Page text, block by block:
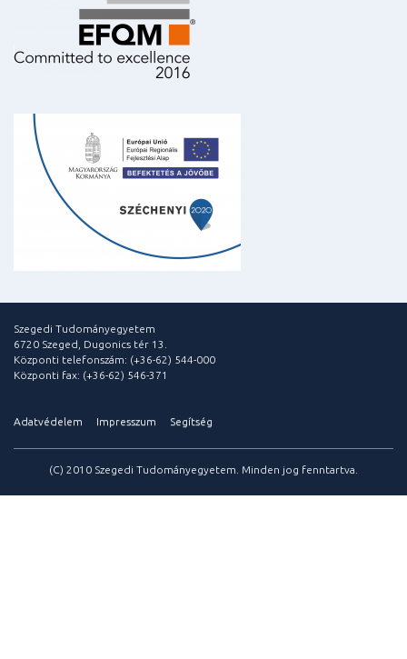
Szegedi Tudományegyetem
6720 Szeged, Dugonics tér 13.
Központi telefonszám: (+36-62) 544-000
Központi fax: (+36-62) 546-371
Adatvédelem Impresszum Segítség
(C) 2010 Szegedi Tudományegyetem. Minden jog fenntartva.